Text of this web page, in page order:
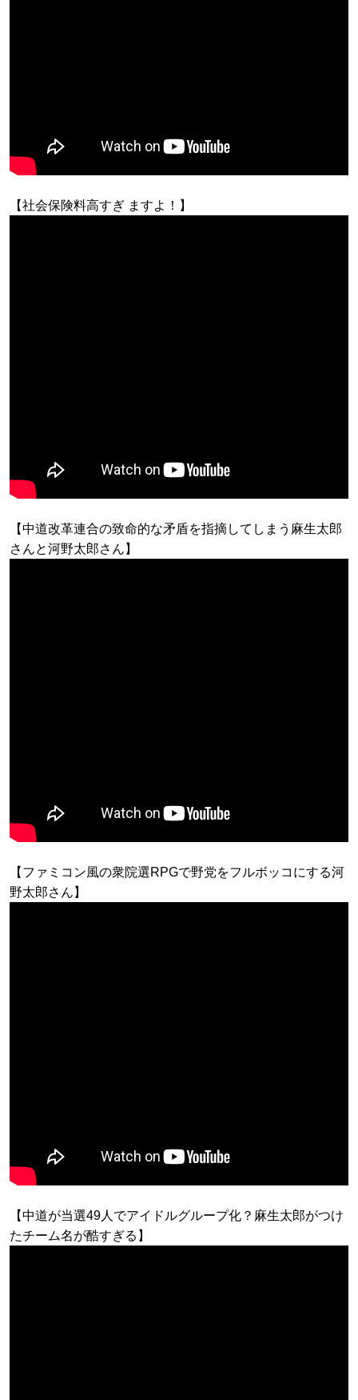
【社会保険料高すぎ ますよ！】
【中道改革連合の致命的な矛盾を指摘してしまう麻生太郎
さんと河野太郎さん】
【ファミコン風の衆院選RPGで野党をフルボッコにする河
野太郎さん】
【中道が当選49人でアイドルグループ化？麻生太郎がつけ
たチーム名が酷すぎる】